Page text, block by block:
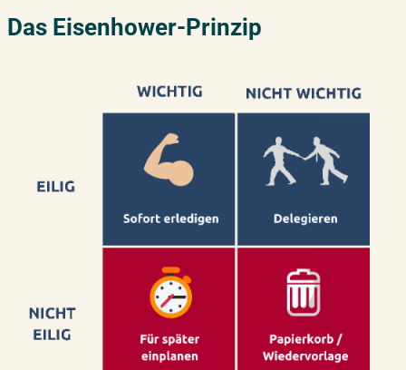
Das Eisenhower-Prinzip